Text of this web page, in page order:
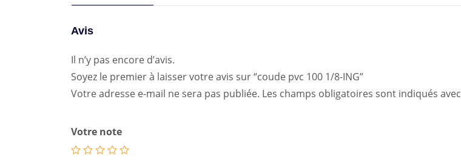
Avis
Il n’y pas encore d’avis.
Soyez le premier à laisser votre avis sur “coude pvc 100 1/8-ING”
Votre adresse e-mail ne sera pas publiée. Les champs obligatoires sont indiqués avec
Votre note